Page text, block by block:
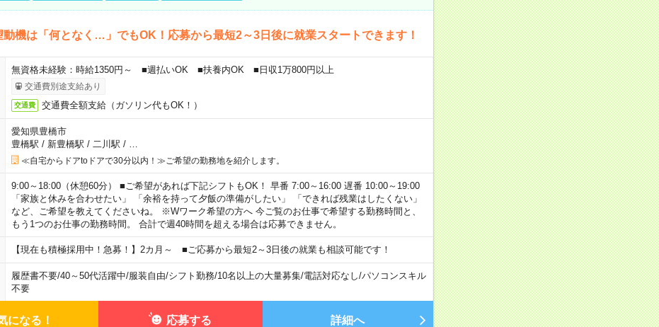
動機は「何となく…」でもOK！応募から最短2～3日後に就業スタートできます！
無資格未経験：時給1350円～ ■週払いOK ■扶養内OK ■日収1万800円以上
交通費別途支給あり
交通費 交通費全額支給（ガソリン代もOK！）
愛知県豊橋市
豊橋駅 / 新豊橋駅 / 二川駅 /
≪自宅からドアtoドアで30分以内！≫ご希望の勤務地を紹介します。
9:00～18:00（休憩60分） ■ご希望があれば下記シフトもOK！ 早番 7:00～16:00 遅番 10:00～19:00
「家族と休みを合わせたい」 「余裕を持って夕飯の準備がしたい」 「できれば残業はしたくない」
など、ご希望を教えてくださいね。 ※Wワーク希望の方へ 今ご覧のお仕事で希望する勤務時間と、
もう1つのお仕事の勤務時間。 合計で週40時間を超える場合は応募できません。
【現在も積極採用中！急募！】2カ月～ ■ご応募から最短2～3日後の就業も相談可能です！
履歴書不要/40～50代活躍中/服装自由/シフト勤務/10名以上の大量募集/電話対応なし/パソコンスキル
不要
になる！ 応募する 詳細へ